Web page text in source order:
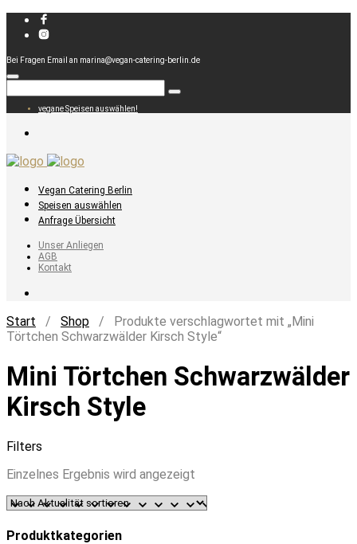
Bei Fragen Email an marina@vegan-catering-berlin.de
vegane Speisen auswählen!
Vegan Catering Berlin
Speisen auswählen
Anfrage Übersicht
Unser Anliegen
AGB
Kontakt
Start / Shop / Produkte verschlagwortet mit „Mini
Törtchen Schwarzwälder Kirsch Style“
Mini Törtchen Schwarzwälder
Kirsch Style
Filters
Einzelnes Ergebnis wird angezeigt
Produktkategorien